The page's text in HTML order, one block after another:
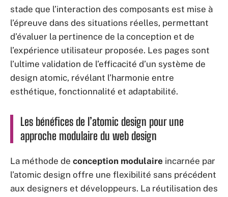
stade que l’interaction des composants est mise à
l’épreuve dans des situations réelles, permettant
d’évaluer la pertinence de la conception et de
l’expérience utilisateur proposée. Les pages sont
l’ultime validation de l’efficacité d’un système de
design atomic, révélant l’harmonie entre
esthétique, fonctionnalité et adaptabilité.
Les bénéfices de l’atomic design pour une
approche modulaire du web design
La méthode de conception modulaire incarnée par
l’atomic design offre une flexibilité sans précédent
aux designers et développeurs. La réutilisation des